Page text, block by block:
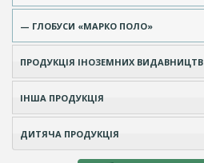
— ГЛОБУСИ «МАРКО ПОЛО»
ПРОДУКЦІЯ ІНОЗЕМНИХ ВИДАВНИЦТВ
ІНША ПРОДУКЦІЯ
ДИТЯЧА ПРОДУКЦІЯ